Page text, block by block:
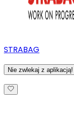
STRABAG
Nie zwlekaj z aplikacją!